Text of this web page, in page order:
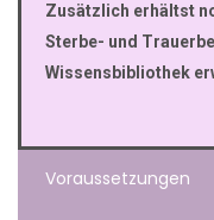
Zusätzlich erhältst
Sterbe- und
Wissensbibliothek
Voraussetzungen